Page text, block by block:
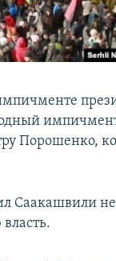
Порошенко,
Саакашвили не